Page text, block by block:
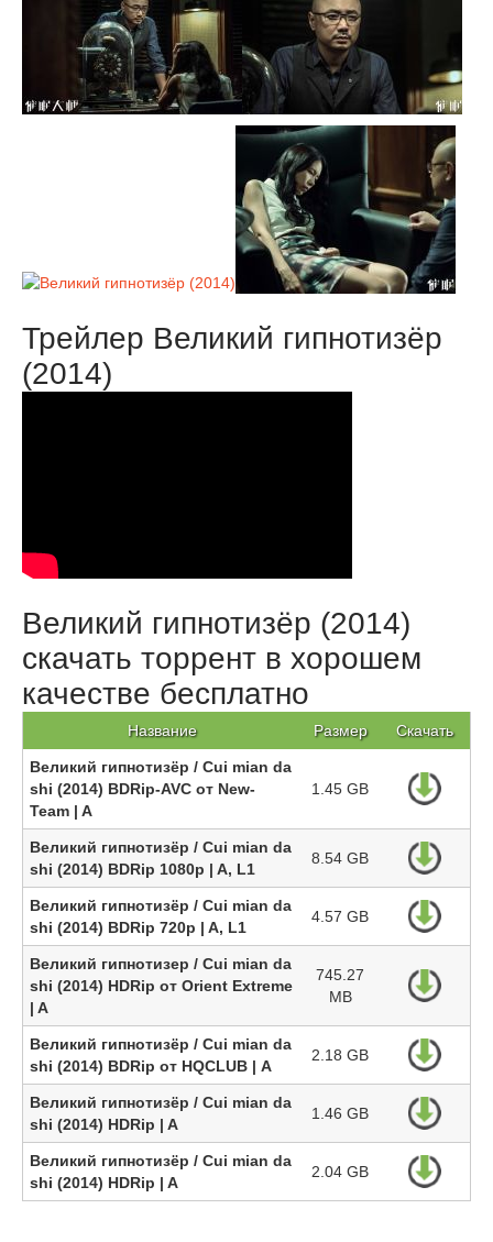
Трейлер Великий гипнотизёр
(2014)
Великий гипнотизёр (2014)
скачать торрент в хорошем
качестве бесплатно
Название Размер Скачать
Великий гипнотизёр / Cui mian da
shi (2014) BDRip-AVC от New-
Team | A
1.45 GB
Великий гипнотизёр / Cui mian da
shi (2014) BDRip 1080p | A, L1
8.54 GB
Великий гипнотизёр / Cui mian da
shi (2014) BDRip 720p | A, L1
4.57 GB
Великий гипнотизер / Cui mian da
shi (2014) HDRip от Orient Extreme
| A
745.27
MB
Великий гипнотизёр / Cui mian da
shi (2014) BDRip от HQCLUB | А
2.18 GB
Великий гипнотизёр / Cui mian da
shi (2014) HDRip | A
1.46 GB
Великий гипнотизёр / Cui mian da
shi (2014) HDRip | A
2.04 GB